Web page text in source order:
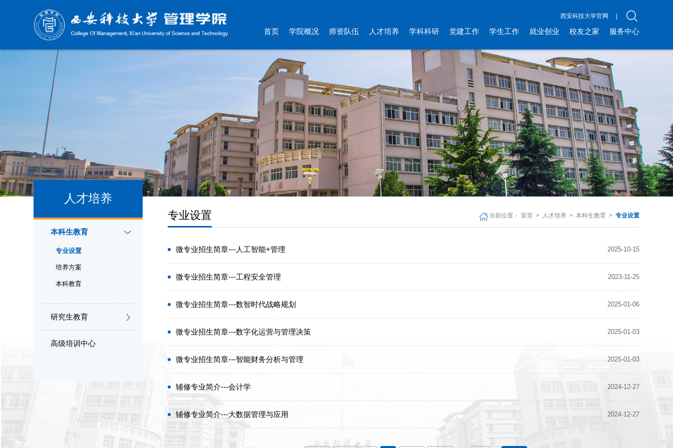
西安科技大学官网 |
首页 学院概况 师资队伍 人才培养 学科科研 党建工作 学生工作 就业创业 校友之家 服务中心
人才培养
本科生教育
专业设置
培养方案
本科教育
研究生教育
高级培训中心
当前位置： 首页> 人才培养 > 本科生教育> 专业设置
专业设置
微专业招生简章---人工智能+管理 2025-10-15
微专业招生简章---工程安全管理 2023-11-25
微专业招生简章---数智时代战略规划 2025-01-06
微专业招生简章---数字化运营与管理决策 2025-01-03
微专业招生简章---智能财务分析与管理 2025-01-03
辅修专业简介---会计学 2024-12-27
辅修专业简介---大数据管理与应用 2024-12-27